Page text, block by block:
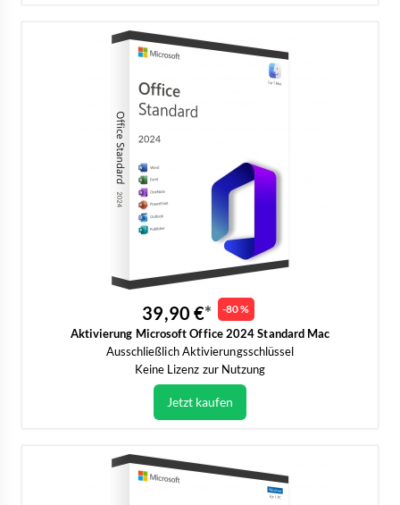
39,90 € -80 %
Aktivierung Microsoft Office 2024 Standard Mac
Ausschließlich Aktivierungsschlüssel
Keine Lizenz zur Nutzung
Jetzt kaufen